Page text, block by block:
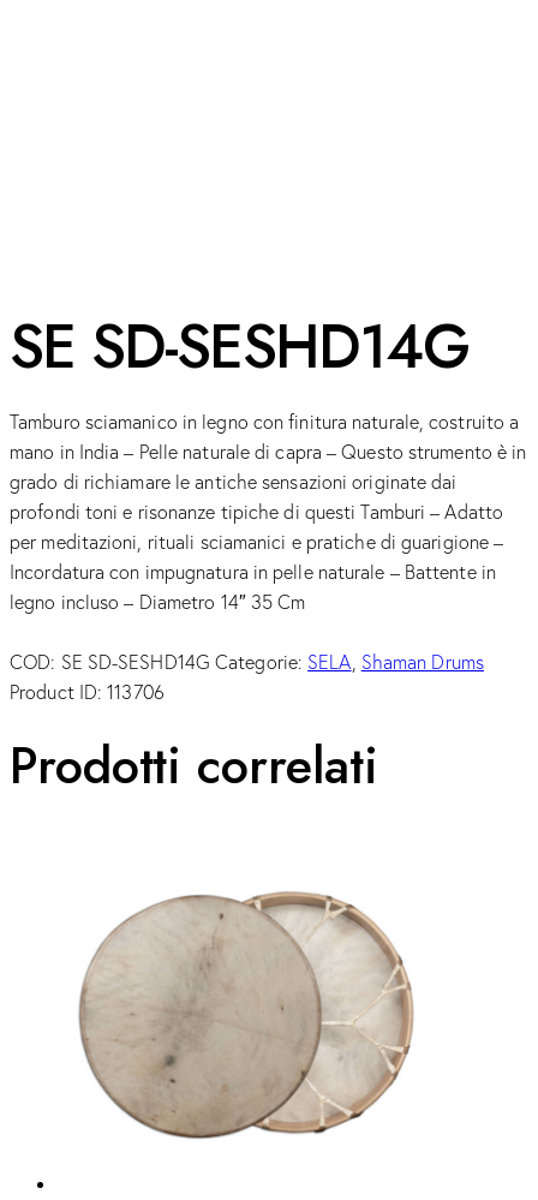
SE SD-SESHD14G
Tamburo sciamanico in legno con finitura naturale, costruito a
mano in India – Pelle naturale di capra – Questo strumento è in
grado di richiamare le antiche sensazioni originate dai
profondi toni e risonanze tipiche di questi Tamburi – Adatto
per meditazioni, rituali sciamanici e pratiche di guarigione –
Incordatura con impugnatura in pelle naturale – Battente in
legno incluso – Diametro 14″ 35 Cm
COD: SE SD-SESHD14G Categorie: SELA, Shaman Drums
Product ID:113706
Prodotti correlati